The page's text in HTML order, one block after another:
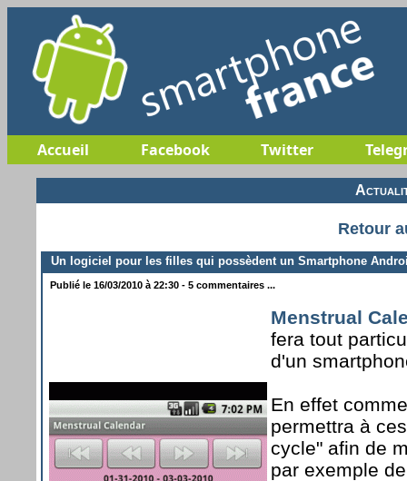
Accueil Facebook Twitter
Retour
Un logiciel pour les filles qui possèdent un Smartphone
Publié le 16/03/2010 à 22:30 - 5 commentaires ...
Menstrual
fera tout
d'un
En effet
permettra à
cycle" afin de
par exemple